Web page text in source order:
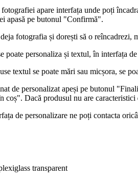
apare interfața unde poți
apasă pe butonul "Confirmă".
fotografia și dorești să o reîncadrezi,
poate personaliza și textul, în interfața
textul se poate mări sau micșora, se
de personalizat apeși pe butonul
coș". Dacă produsul nu are
de personalizare ne poți contacta
transparent